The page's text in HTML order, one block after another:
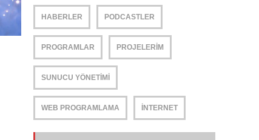
HABERLER PODCASTLER
PROGRAMLAR PROJELERIM
SUNUCU YÖNETIMI
WEB PROGRAMLAMA İNTERNET